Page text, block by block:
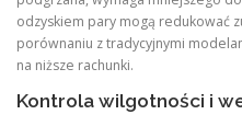
odzyskiem pary mogą redukować
porównaniu z tradycyjnymi
na niższe rachunki.
Kontrola wilgotności i